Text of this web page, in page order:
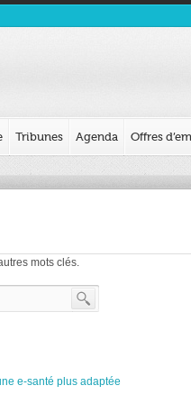
Tribunes Agenda Offres
mots clés.
e-santé plus adaptée